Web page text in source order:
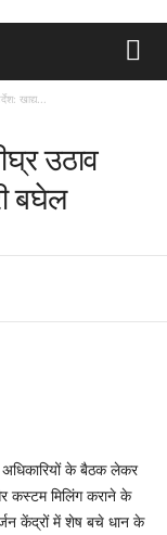
खाद्य...
उठाव
बघेल
के बैठक लेकर
कस्टम मिलिंग कराने के
केंद्रों में शेष बचे धान के